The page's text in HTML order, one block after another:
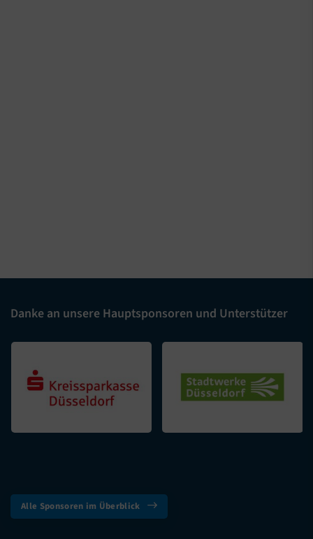
Danke an unsere Hauptsponsoren und Unterstützer
Alle Sponsoren im Überblick